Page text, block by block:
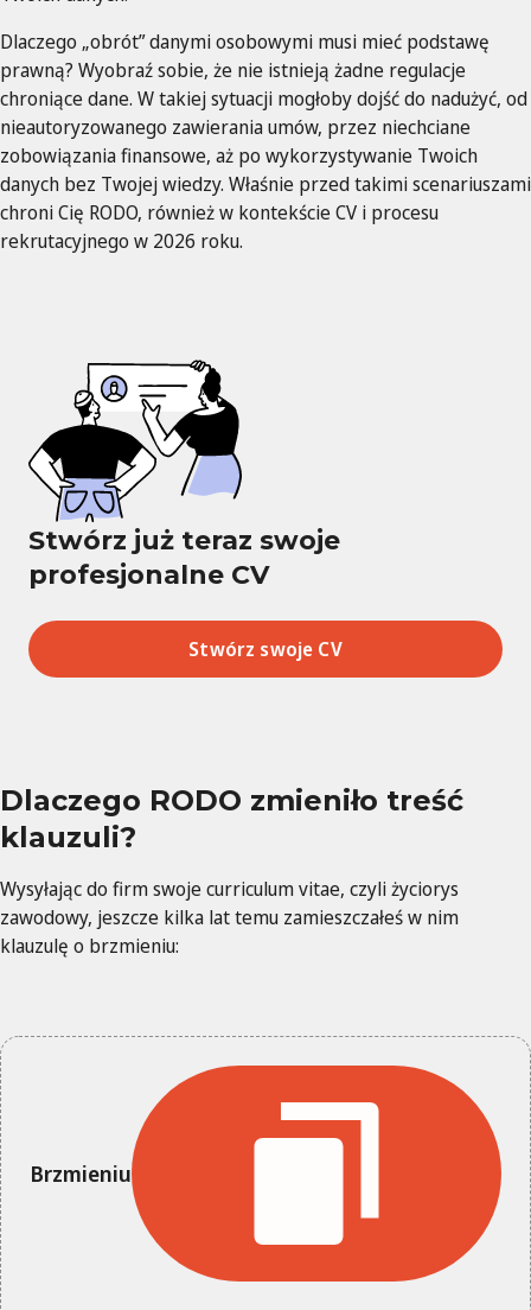
Dlaczego „obrót” danymi osobowymi musi mieć podstawę
prawną? Wyobraź sobie, że nie istnieją żadne regulacje
chroniące dane. W takiej sytuacji mogłoby dojść do nadużyć, od
nieautoryzowanego zawierania umów, przez niechciane
zobowiązania finansowe, aż po wykorzystywanie Twoich
danych bez Twojej wiedzy. Właśnie przed takimi scenariuszami
chroni Cię RODO, również w kontekście CV i procesu
rekrutacyjnego w 2026 roku.
Stwórz już teraz swoje
profesjonalne CV
Stwórz swoje CV
Dlaczego RODO zmieniło treść
klauzuli?
Wysyłając do firm swoje curriculum vitae, czyli życiorys
zawodowy, jeszcze kilka lat temu zamieszczałeś w nim
klauzulę o brzmieniu:
Brzmieniu